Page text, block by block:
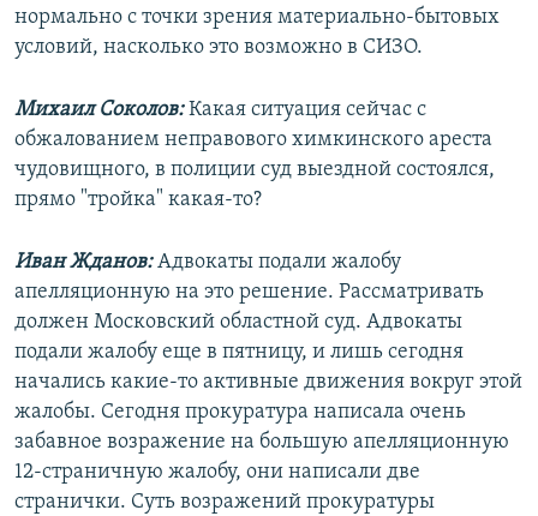
нормально с точки зрения материально-бытовых
условий, насколько это возможно в СИЗО.
Михаил Соколов:Какая ситуация сейчас с
обжалованием неправового химкинского ареста
чудовищного, в полиции суд выездной состоялся,
прямо "тройка" какая-то?
Иван Жданов:Адвокаты подали жалобу
апелляционную на это решение. Рассматривать
должен Московский областной суд. Адвокаты
подали жалобу еще в пятницу, и лишь сегодня
начались какие-то активные движения вокруг этой
жалобы. Сегодня прокуратура написала очень
забавное возражение на большую апелляционную
12-страничную жалобу, они написали две
странички. Суть возражений прокуратуры